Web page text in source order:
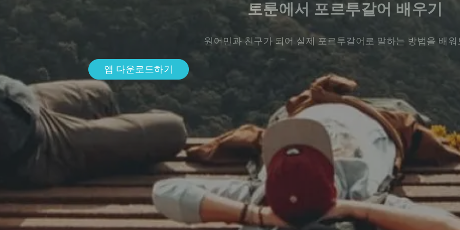
토룬에서 포르투갈어 배우기
원어민과 친구가 되어 실제 포르투갈어로 말하는 방법을 배
앱 다운로드하기